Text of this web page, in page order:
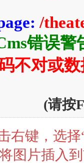
/
错误警
不对或
(请按
右键，选
图片插入